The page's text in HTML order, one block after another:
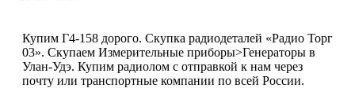
Купим Г4-158 дорого. Скупка радиодеталей «Радио Торг
03». Скупаем Измерительные приборы>Генераторы в
Улан-Удэ. Купим радиолом с отправкой к нам через
почту или транспортные компании по всей России.